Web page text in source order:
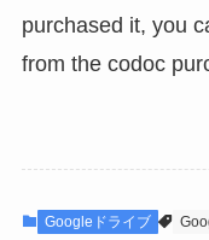
purchased it, you
from the codoc
Googleドライブ